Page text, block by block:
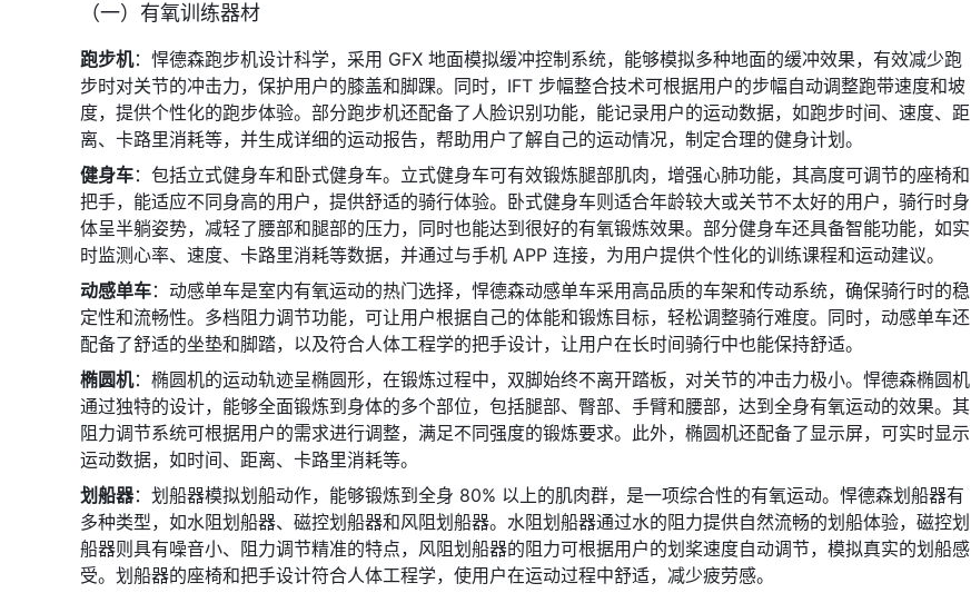
（一）有氧训练器材
跑步机：悍德森跑步机设计科学，采用 GFX 地面模拟缓冲控制系统，能够模拟多种地面的缓冲效果，有效减少跑
步时对关节的冲击力，保护用户的膝盖和脚踝。同时，IFT 步幅整合技术可根据用户的步幅自动调整跑带速度和坡
度，提供个性化的跑步体验。部分跑步机还配备了人脸识别功能，能记录用户的运动数据，如跑步时间、速度、距
离、卡路里消耗等，并生成详细的运动报告，帮助用户了解自己的运动情况，制定合理的健身计划。
健身车：包括立式健身车和卧式健身车。立式健身车可有效锻炼腿部肌肉，增强心肺功能，其高度可调节的座椅和
把手，能适应不同身高的用户，提供舒适的骑行体验。卧式健身车则适合年龄较大或关节不太好的用户，骑行时身
体呈半躺姿势，减轻了腰部和腿部的压力，同时也能达到很好的有氧锻炼效果。部分健身车还具备智能功能，如实
时监测心率、速度、卡路里消耗等数据，并通过与手机 APP 连接，为用户提供个性化的训练课程和运动建议。
动感单车：动感单车是室内有氧运动的热门选择，悍德森动感单车采用高品质的车架和传动系统，确保骑行时的稳
定性和流畅性。多档阻力调节功能，可让用户根据自己的体能和锻炼目标，轻松调整骑行难度。同时，动感单车还
配备了舒适的坐垫和脚踏，以及符合人体工程学的把手设计，让用户在长时间骑行中也能保持舒适。
椭圆机：椭圆机的运动轨迹呈椭圆形，在锻炼过程中，双脚始终不离开踏板，对关节的冲击力极小。悍德森椭圆机
通过独特的设计，能够全面锻炼到身体的多个部位，包括腿部、臀部、手臂和腰部，达到全身有氧运动的效果。其
阻力调节系统可根据用户的需求进行调整，满足不同强度的锻炼要求。此外，椭圆机还配备了显示屏，可实时显示
运动数据，如时间、距离、卡路里消耗等。
划船器：划船器模拟划船动作，能够锻炼到全身 80% 以上的肌肉群，是一项综合性的有氧运动。悍德森划船器有
多种类型，如水阻划船器、磁控划船器和风阻划船器。水阻划船器通过水的阻力提供自然流畅的划船体验，磁控划
船器则具有噪音小、阻力调节精准的特点，风阻划船器的阻力可根据用户的划桨速度自动调节，模拟真实的划船感
受。划船器的座椅和把手设计符合人体工程学，使用户在运动过程中舒适，减少疲劳感。